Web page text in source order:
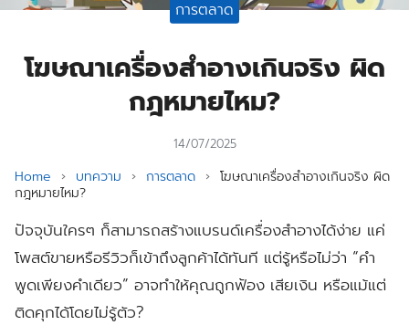
การตลาด
โฆษณาเครื่องสำอางเกินจริง ผิด
กฎหมายไหม?
14/07/2025
Home › บทความ › การตลาด › โฆษณาเครื่องสำอางเกินจริง ผิด
กฎหมายไหม?
ปัจจุบันใครๆ ก็สามารถสร้างแบรนด์เครื่องสำอางได้ง่าย แค่
โพสต์ขายหรือรีวิวก็เข้าถึงลูกค้าได้ทันที แต่รู้หรือไม่ว่า “คำ
พูดเพียงคำเดียว” อาจทำให้คุณถูกฟ้อง เสียเงิน หรือแม้แต่
ติดคุกได้โดยไม่รู้ตัว?